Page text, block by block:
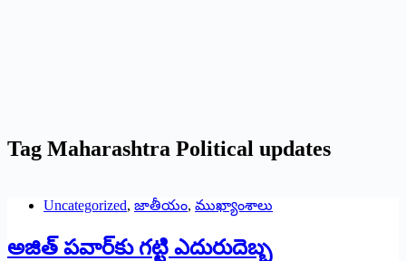
Tag Maharashtra Political updates
Uncategorized, జాతీయం, ముఖ్యాంశాలు
అజిత్‌ ‌పవార్‌కు గట్టి ఎదురుదెబ్బ